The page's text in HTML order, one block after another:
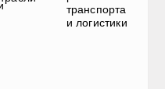
транспорта
и логистики